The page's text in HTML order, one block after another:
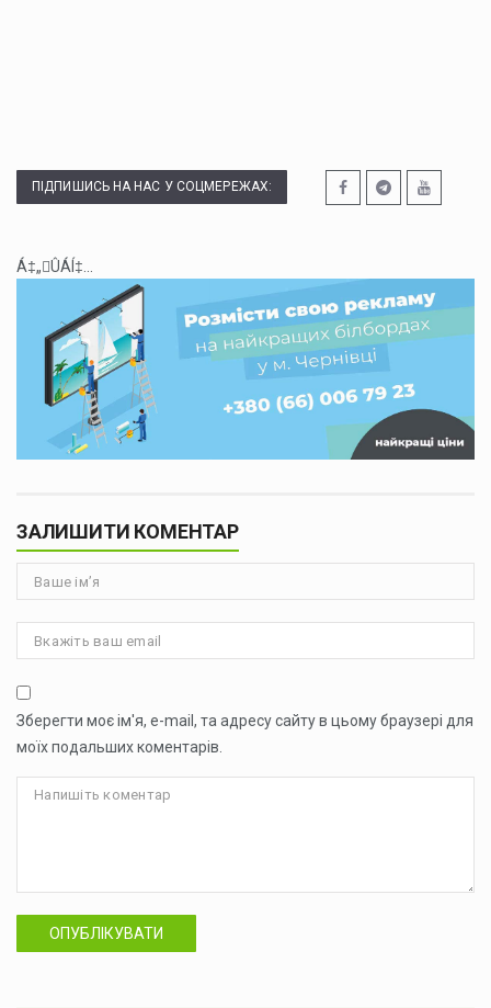
ПІДПИШИСЬ НА НАС У СОЦМЕРЕЖАХ:
Á‡„ÛÁÍ‡...
ЗАЛИШИТИ КОМЕНТАР
Зберегти моє ім'я, e-mail, та адресу сайту в цьому браузері для
моїх подальших коментарів.
ОПУБЛІКУВАТИ